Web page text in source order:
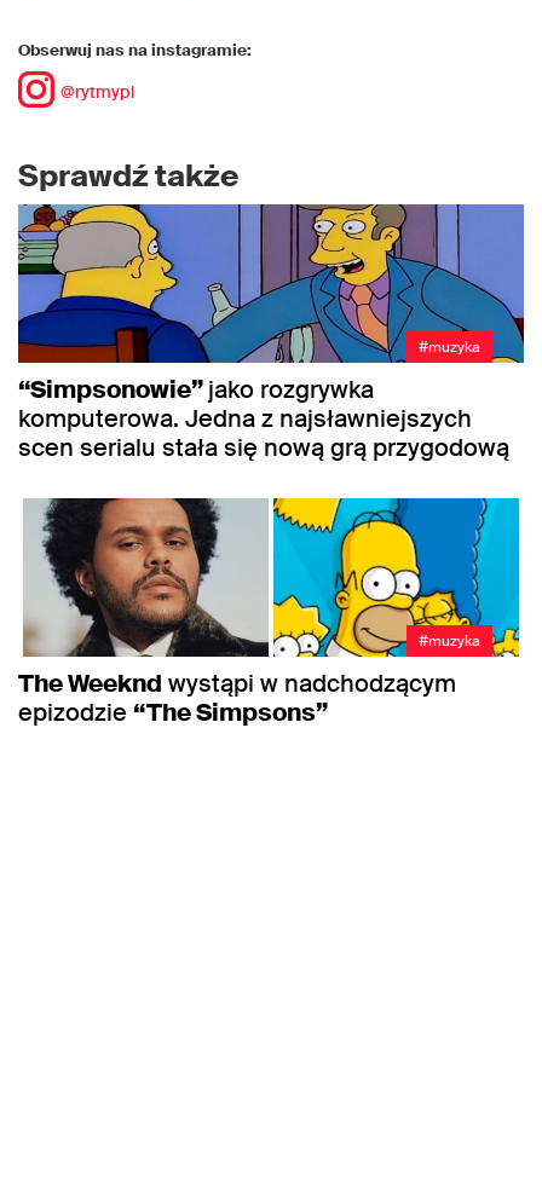
Obserwuj nas na instagramie:
@rytmypl
Sprawdź także
#muzyka
“Simpsonowie”jako rozgrywka
komputerowa. Jedna z najsławniejszych
scen serialu stała się nową grą przygodową
#muzyka
The Weeknd wystąpi w nadchodzącym
epizodzie “The Simpsons”